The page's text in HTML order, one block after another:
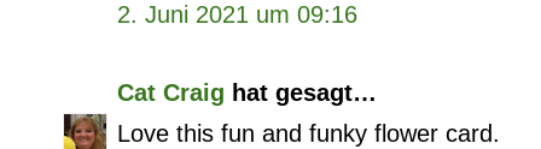
2. Juni 2021 um 09:16
Cat Craig hat gesagt…
Love this fun and funky flower card.